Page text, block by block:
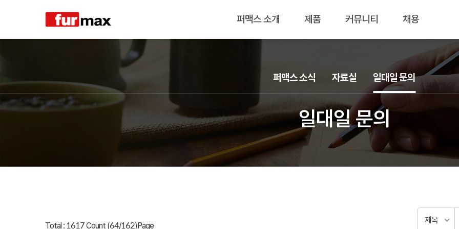
퍼맥스 소개 제품 커뮤니티 채용
일대일 문의
퍼맥스 소식 자료실 일대일 문의
제목
Total : 1617 Count (64/162)Page